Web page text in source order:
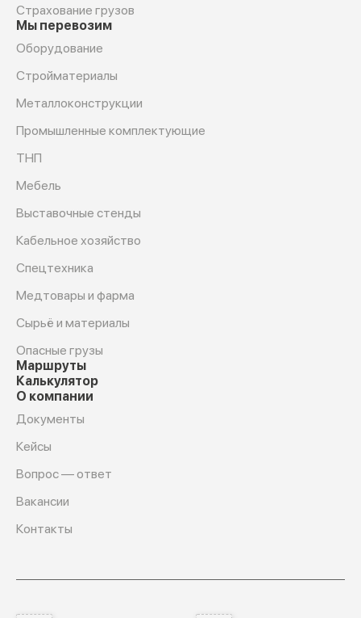
Страхование грузов
Мы перевозим
Оборудование
Cтройматериалы
Металлоконструкции
Промышленные комплектующие
ТНП
Мебель
Выставочные стенды
Кабельное хозяйство
Спецтехника
Медтовары и фарма
Сырьё и материалы
Опасные грузы
Маршруты
Калькулятор
О компании
Документы
Кейсы
Вопрос — ответ
Вакансии
Контакты